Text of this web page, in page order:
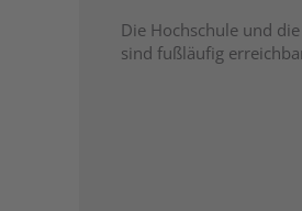
Die Hochschule und
sind fußläufig